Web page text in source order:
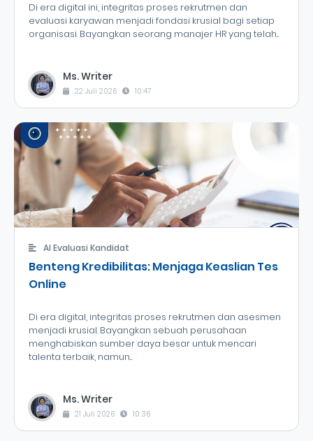
Di era digital ini, integritas proses rekrutmen dan
evaluasi karyawan menjadi fondasi krusial bagi setiap
organisasi. Bayangkan seorang manajer HR yang telah...
Ms. Writer
22 Juli 2026 10:47
AI Evaluasi Kandidat
Benteng Kredibilitas: Menjaga Keaslian Tes
Online
Di era digital, integritas proses rekrutmen dan asesmen
menjadi krusial. Bayangkan sebuah perusahaan
menghabiskan sumber daya besar untuk mencari
talenta terbaik, namun...
Ms. Writer
21 Juli 2026 10:36